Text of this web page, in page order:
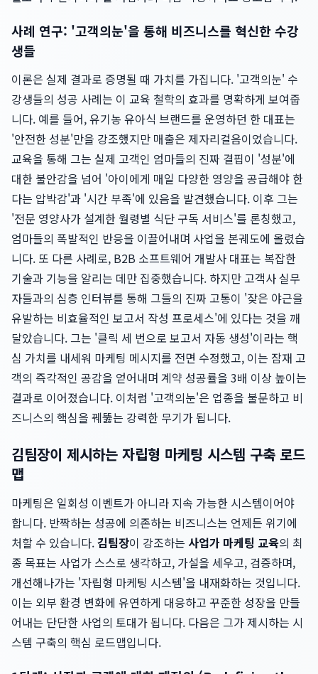
사례 연구: '고객의눈'을 통해 비즈니스를 혁신한 수강
생들
이론은 실제 결과로 증명될 때 가치를 가집니다. '고객의눈' 수
강생들의 성공 사례는 이 교육 철학의 효과를 명확하게 보여줍
니다. 예를 들어, 유기농 유아식 브랜드를 운영하던 한 대표는
'안전한 성분'만을 강조했지만 매출은 제자리걸음이었습니다.
교육을 통해 그는 실제 고객인 엄마들의 진짜 결핍이 '성분'에
대한 불안감을 넘어 '아이에게 매일 다양한 영양을 공급해야 한
다는 압박감'과 '시간 부족'에 있음을 발견했습니다. 이후 그는
'전문 영양사가 설계한 월령별 식단 구독 서비스'를 론칭했고,
엄마들의 폭발적인 반응을 이끌어내며 사업을 본궤도에 올렸습
니다. 또 다른 사례로, B2B 소프트웨어 개발사 대표는 복잡한
기술과 기능을 알리는 데만 집중했습니다. 하지만 고객사 실무
자들과의 심층 인터뷰를 통해 그들의 진짜 고통이 '잦은 야근을
유발하는 비효율적인 보고서 작성 프로세스'에 있다는 것을 깨
달았습니다. 그는 '클릭 세 번으로 보고서 자동 생성'이라는 핵
심 가치를 내세워 마케팅 메시지를 전면 수정했고, 이는 잠재 고
객의 즉각적인 공감을 얻어내며 계약 성공률을 3배 이상 높이는
결과로 이어졌습니다. 이처럼 '고객의눈'은 업종을 불문하고 비
즈니스의 핵심을 꿰뚫는 강력한 무기가 됩니다.
김팀장이 제시하는 자립형 마케팅 시스템 구축 로드
맵
마케팅은 일회성 이벤트가 아니라 지속 가능한 시스템이어야
합니다. 반짝하는 성공에 의존하는 비즈니스는 언제든 위기에
처할 수 있습니다.김팀장이 강조하는 사업가 마케팅 교육의 최
종 목표는 사업가 스스로 생각하고, 가설을 세우고, 검증하며,
개선해나가는 '자립형 마케팅 시스템'을 내재화하는 것입니다.
이는 외부 환경 변화에 유연하게 대응하고 꾸준한 성장을 만들
어내는 단단한 사업의 토대가 됩니다. 다음은 그가 제시하는 시
스템 구축의 핵심 로드맵입니다.